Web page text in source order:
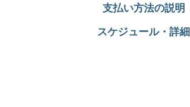
支払い方法の説明
スケジュール・詳細